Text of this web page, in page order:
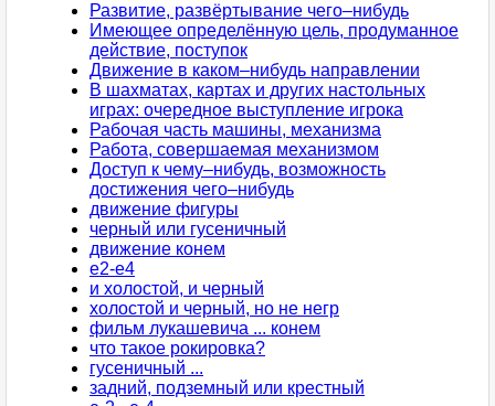
Развитие, развёртывание чего–нибудь
Имеющее определённую цель, продуманное
действие, поступок
Движение в каком–нибудь направлении
В шахматах, картах и других настольных
играх: очередное выступление игрока
Рабочая часть машины, механизма
Работа, совершаемая механизмом
Доступ к чему–нибудь, возможность
достижения чего–нибудь
движение фигуры
черный или гусеничный
движение конем
е2-е4
и холостой, и черный
холостой и черный, но не негр
фильм лукашевича ... конем
что такое рокировка?
гусеничный ...
задний, подземный или крестный